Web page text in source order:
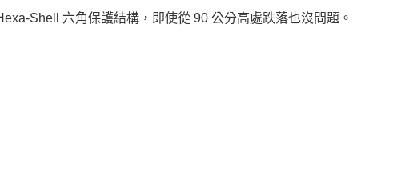
Shell 六角保護結構，即使從 90 公分高處跌落也沒問題。